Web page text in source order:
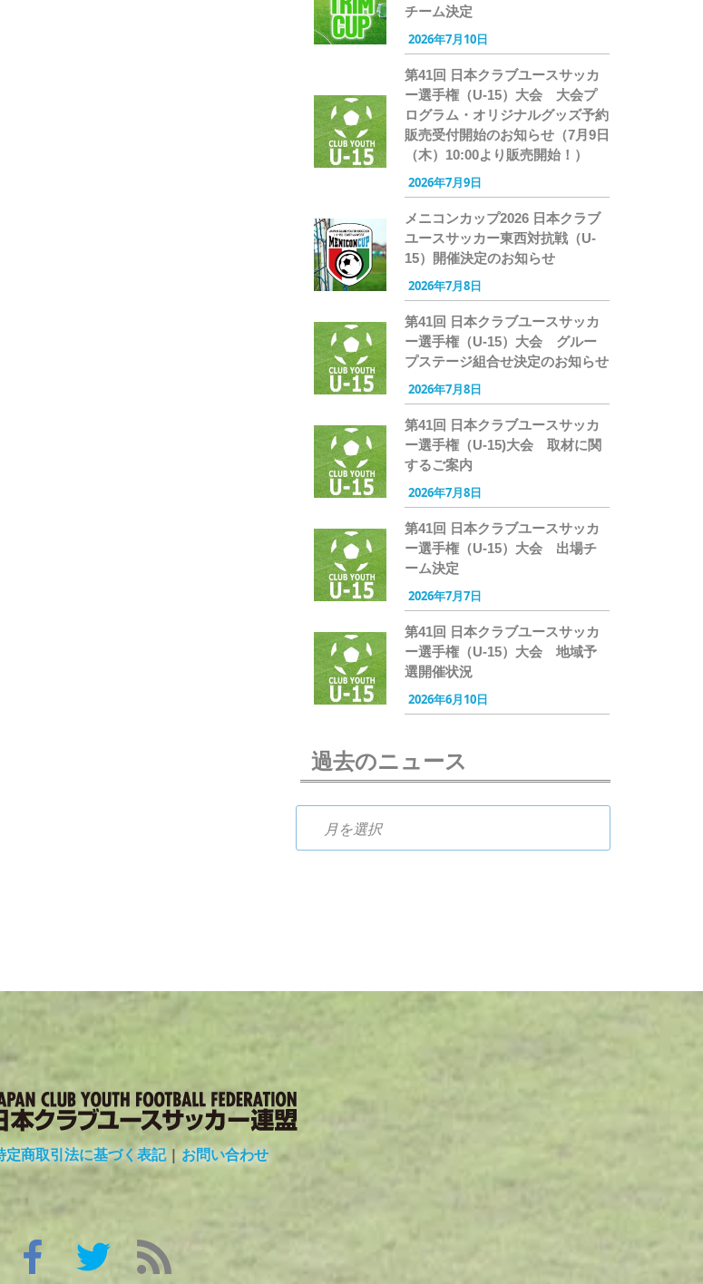
チーム決定
2026年7月10日
第41回 日本クラブユースサッカ
ー選手権（U-15）大会 大会プ
ログラム・オリジナルグッズ予約
販売受付開始のお知らせ（7月9日
（木）10:00より販売開始！）
2026年7月9日
メニコンカップ2026 日本クラブ
ユースサッカー東西対抗戦（U-
15）開催決定のお知らせ
2026年7月8日
第41回 日本クラブユースサッカ
ー選手権（U-15）大会 グルー
プステージ組合せ決定のお知らせ
2026年7月8日
第41回 日本クラブユースサッカ
ー選手権（U-15)大会 取材に関
するご案内
2026年7月8日
第41回 日本クラブユースサッカ
ー選手権（U-15）大会 出場チ
ーム決定
2026年7月7日
第41回 日本クラブユースサッカ
ー選手権（U-15）大会 地域予
選開催状況
2026年6月10日
過去のニュース
定商取引法に基づく表記|お問い合わせ